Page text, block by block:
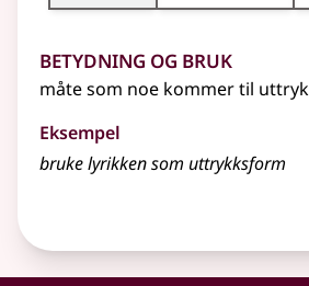
Betydning og bruk
måte som noe kommer til
Eksempel
bruke lyrikken som uttrykksform